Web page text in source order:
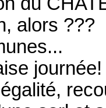
alors ???
journée!